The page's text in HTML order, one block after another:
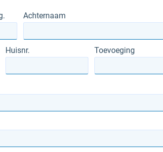
Achternaam
Huisnr. Toevoeging